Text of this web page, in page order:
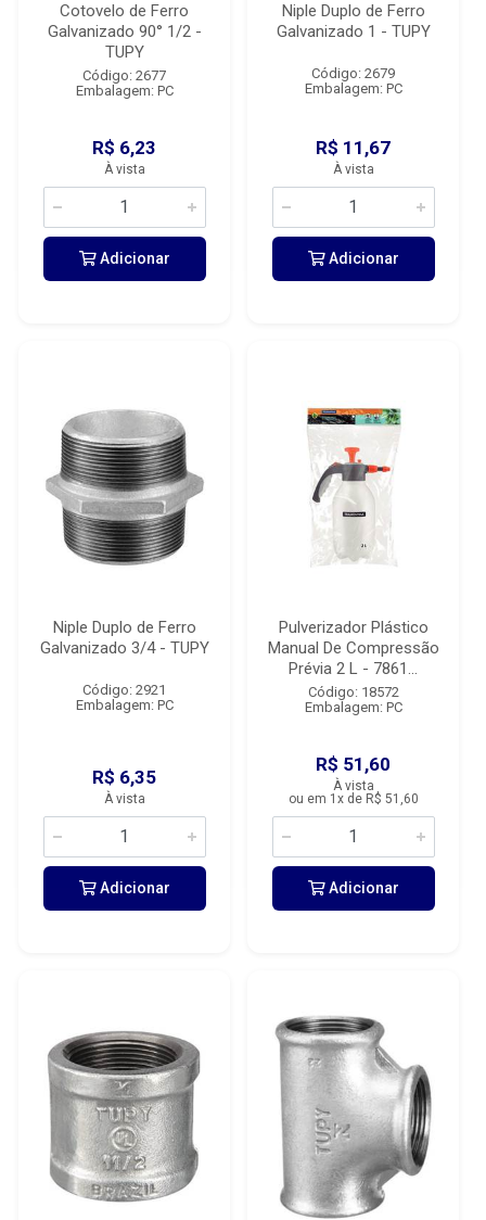
Cotovelo de Ferro
Galvanizado 90° 1/2 -
TUPY
Código: 2677
Embalagem: PC
R$ 6,23
À vista
Adicionar
Niple Duplo de Ferro
Galvanizado 1 - TUPY
Código: 2679
Embalagem: PC
R$ 11,67
À vista
Adicionar
Niple Duplo de Ferro
Galvanizado 3/4 - TUPY
Código: 2921
Embalagem: PC
R$ 6,35
À vista
Adicionar
Pulverizador Plástico
Manual De Compressão
Prévia 2 L - 7861...
Código: 18572
Embalagem: PC
R$ 51,60
À vista
ou em 1x de R$ 51,60
Adicionar